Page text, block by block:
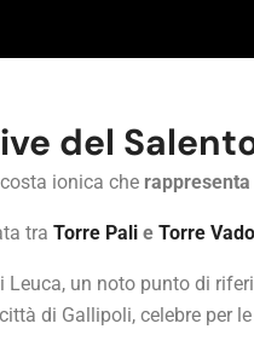
del
ionica che
tra Torre Pali e Torre Vado
un noto punto di
di Gallipoli, celebre per